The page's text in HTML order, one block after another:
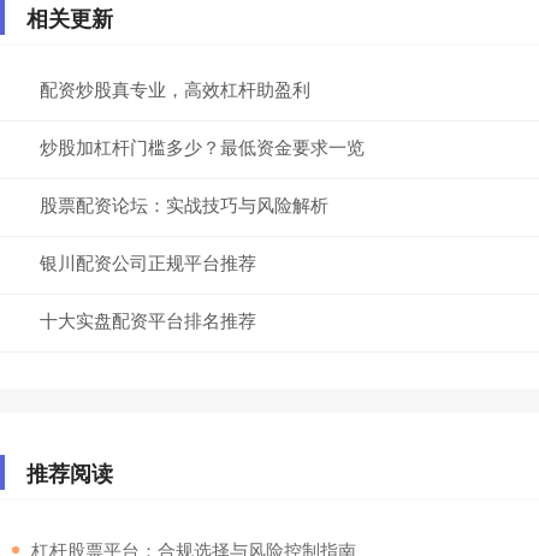
相关更新
配资炒股真专业，高效杠杆助盈利
炒股加杠杆门槛多少？最低资金要求一览
股票配资论坛：实战技巧与风险解析
银川配资公司正规平台推荐
十大实盘配资平台排名推荐
推荐阅读
​杠杆股票平台：合规选择与风险控制指南